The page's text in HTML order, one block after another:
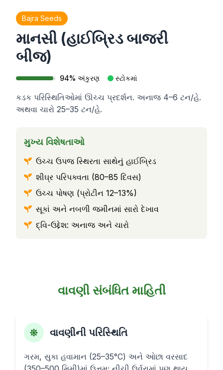
Bajra Seeds
માનસી (હાઈબ્રિડ બાજરી
બીજ)
94% અંકુરણ સ્ટોકમાં
કડક પરિસ્થિતિઓમાં ઊચ્ચ પ્રદર્શન. અનાજ 4–6 ટન/હે.
અથવા ચારો 25–35 ટન/હે.
મુખ્ય વિશેષતાઓ
ઉચ્ચ ઉપજ સ્થિરતા સાથેનું હાઈબ્રિડ
શીઘ્ર પરિપક્વતા (80–85 દિવસ)
ઉચ્ચ પોષણ (પ્રોટીન 12–13%)
સૂકાં અને નબળી જમીનમાં સારો દેખાવ
દ્વિ-ઉદ્દેશ: અનાજ અને ચારો
વાવણી સંબંધિત માહિતી
વાવણીની પરિસ્થિતિ
ગરમ, સુકા હવામાન (25–35°C) અને ઓછા વરસાદ